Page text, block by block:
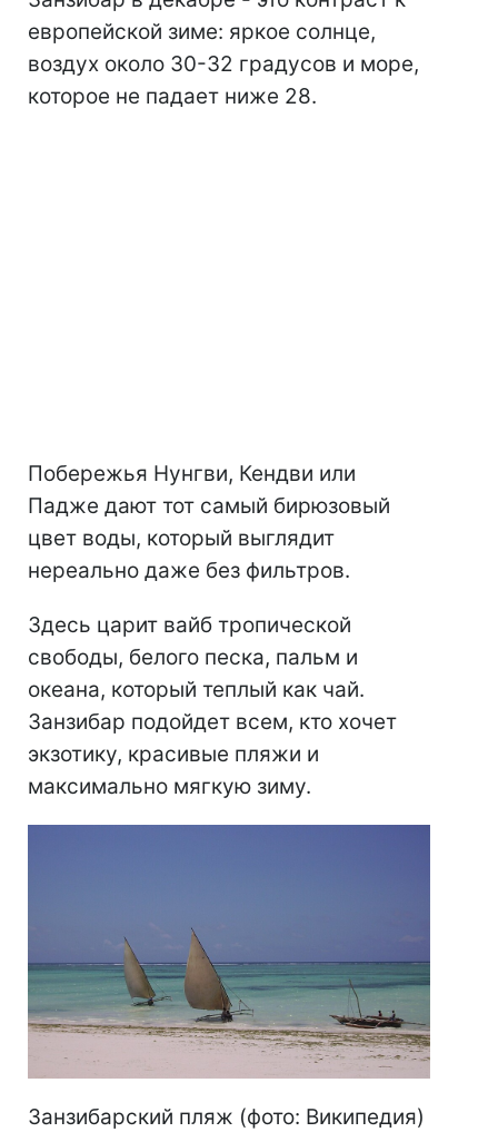
европейской зиме: яркое солнце,
воздух около 30-32 градусов и море,
которое не падает ниже 28.
Побережья Нунгви, Кендви или
Падже дают тот самый бирюзовый
цвет воды, который выглядит
нереально даже без фильтров.
Здесь царит вайб тропической
свободы, белого песка, пальм и
океана, который теплый как чай.
Занзибар подойдет всем, кто хочет
экзотику, красивые пляжи и
максимально мягкую зиму.
Занзибарский пляж (фото: Википедия)